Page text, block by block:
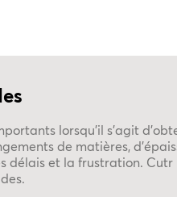
lorsqu'il s'agit
de matières,
délais et la frustration.